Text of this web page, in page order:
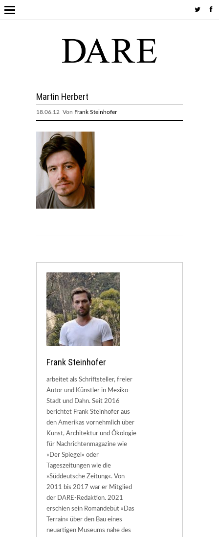
Martin Herbert
18.06.12 Von Frank Steinhofer
Frank Steinhofer
arbeitet als Schriftsteller, freier
Autor und Künstler in Mexiko-
Stadt und Dahn. Seit 2016
berichtet Frank Steinhofer aus
den Amerikas vornehmlich über
Kunst, Architektur und Ökologie
für Nachrichtenmagazine wie
»Der Spiegel« oder
Tageszeitungen wie die
»Süddeutsche Zeitung«. Von
2011 bis 2017 war er Mitglied
der DARE-Redaktion. 2021
erschien sein Romandebüt »Das
Terrain« über den Bau eines
neuartigen Museums nahe des